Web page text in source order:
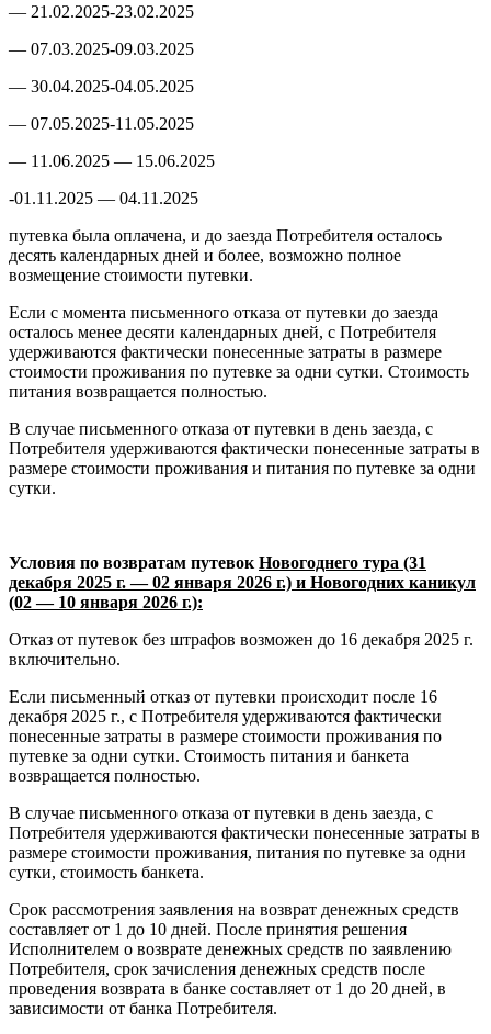
— 21.02.2025-23.02.2025
— 07.03.2025-09.03.2025
— 30.04.2025-04.05.2025
— 07.05.2025-11.05.2025
— 11.06.2025 — 15.06.2025
-01.11.2025 — 04.11.2025
путевка была оплачена, и до заезда Потребителя осталось
десять календарных дней и более, возможно полное
возмещение стоимости путевки.
Если с момента письменного отказа от путевки до заезда
осталось менее десяти календарных дней, с Потребителя
удерживаются фактически понесенные затраты в размере
стоимости проживания по путевке за одни сутки. Стоимость
питания возвращается полностью.
В случае письменного отказа от путевки в день заезда, с
Потребителя удерживаются фактически понесенные затраты в
размере стоимости проживания и питания по путевке за одни
сутки.
Условия по возвратам путевок Новогоднего тура (31
декабря 2025 г. — 02 января 2026 г.) и Новогодних каникул
(02 — 10 января 2026 г.):
Отказ от путевок без штрафов возможен до 16 декабря 2025 г.
включительно.
Если письменный отказ от путевки происходит после 16
декабря 2025 г., с Потребителя удерживаются фактически
понесенные затраты в размере стоимости проживания по
путевке за одни сутки. Стоимость питания и банкета
возвращается полностью.
В случае письменного отказа от путевки в день заезда, с
Потребителя удерживаются фактически понесенные затраты в
размере стоимости проживания, питания по путевке за одни
сутки, стоимость банкета.
Срок рассмотрения заявления на возврат денежных средств
составляет от 1 до 10 дней. После принятия решения
Исполнителем о возврате денежных средств по заявлению
Потребителя, срок зачисления денежных средств после
проведения возврата в банке составляет от 1 до 20 дней, в
зависимости от банка Потребителя.